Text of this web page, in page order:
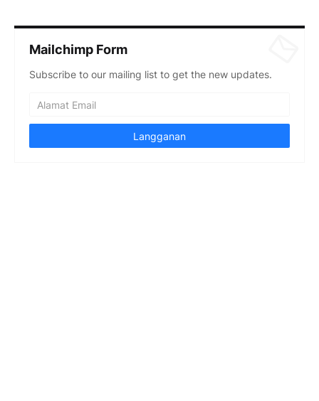
Mailchimp Form
Subscribe to our mailing list to get the new updates.